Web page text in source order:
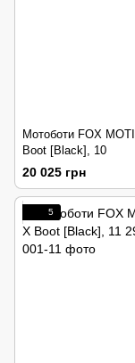
Мотоботи FOX
Boot [Black], 10
20 025 грн
5